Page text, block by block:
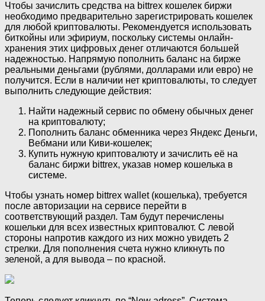
Чтобы зачислить средства на bittrex кошелек биржи
необходимо предварительно зарегистрировать кошелек
для любой криптовалюты. Рекомендуется использовать
биткойны или эфириум, поскольку системы онлайн-
хранения этих цифровых денег отличаются большей
надежностью. Напрямую пополнить баланс на бирже
реальными деньгами (рублями, долларами или евро) не
получится. Если в наличии нет криптовалюты, то следует
выполнить следующие действия:
Найти надежный сервис по обмену обычных денег
на криптовалюту;
Пополнить баланс обменника через Яндекс Деньги,
Вебмани или Киви-кошелек;
Купить нужную криптовалюту и зачислить её на
баланс биржи bittrex, указав номер кошелька в
системе.
Чтобы узнать номер bittrex wallet (кошелька), требуется
после авторизации на сервисе перейти в
соответствующий раздел. Там будут перечислены
кошельки для всех известных криптовалют. С левой
стороны напротив каждого из них можно увидеть 2
стрелки. Для пополнения счета нужно кликнуть по
зеленой, а для вывода – по красной.